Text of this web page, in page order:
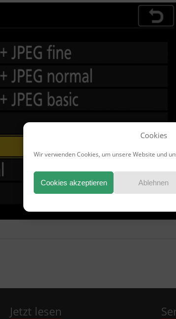
Cookies
Wir verwenden Cookies, um unsere Website und
Cookies akzeptieren Ablehnen
Jetzt lesen